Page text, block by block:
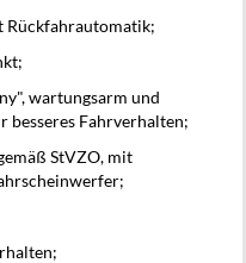
Rückfahrautomatik;
wartungsarm und
Fahrverhalten;
StVZO, mit